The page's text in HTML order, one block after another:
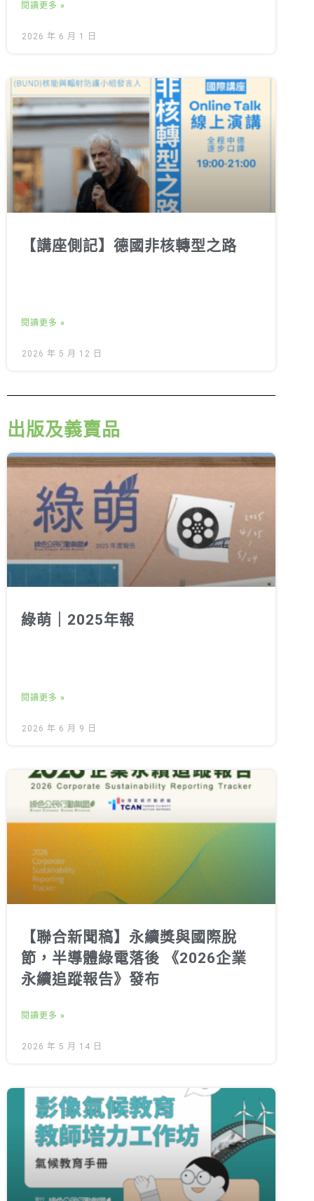
閱讀更多 »
2026 年 6 月 1 日
【講座側記】德國非核轉型之路
閱讀更多 »
2026 年 5 月 12 日
出版及義賣品
綠萌｜2025年報
閱讀更多 »
2026 年 6 月 9 日
【聯合新聞稿】永續獎與國際脫
節，半導體綠電落後 《2026企業
永續追蹤報告》發布
閱讀更多 »
2026 年 5 月 14 日